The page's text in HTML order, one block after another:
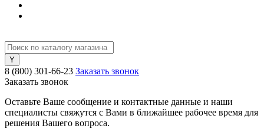
8 (800) 301-66-23 Заказать звонок
Заказать звонок
Оставьте Ваше сообщение и контактные данные и наши
специалисты свяжутся с Вами в ближайшее рабочее время для
решения Вашего вопроса.